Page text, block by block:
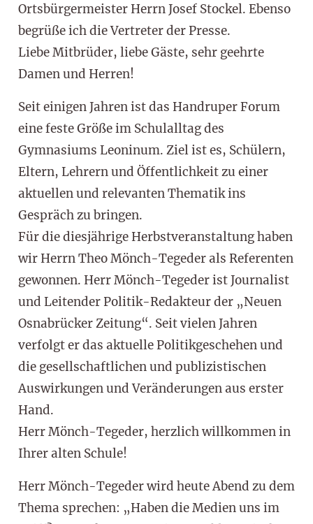
Ortsbürgermeister Herrn Josef Stockel. Ebenso
begrüße ich die Vertreter der Presse.
Liebe Mitbrüder, liebe Gäste, sehr geehrte
Damen und Herren!
Seit einigen Jahren ist das Handruper Forum
eine feste Größe im Schulalltag des
Gymnasiums Leoninum. Ziel ist es, Schülern,
Eltern, Lehrern und Öffentlichkeit zu einer
aktuellen und relevanten Thematik ins
Gespräch zu bringen.
Für die diesjährige Herbstveranstaltung haben
wir Herrn Theo Mönch-Tegeder als Referenten
gewonnen. Herr Mönch-Tegeder ist Journalist
und Leitender Politik-Redakteur der „Neuen
Osnabrücker Zeitung“. Seit vielen Jahren
verfolgt er das aktuelle Politikgeschehen und
die gesellschaftlichen und publizistischen
Auswirkungen und Veränderungen aus erster
Hand.
Herr Mönch-Tegeder, herzlich willkommen in
Ihrer alten Schule!
Herr Mönch-Tegeder wird heute Abend zu dem
Thema sprechen: „Haben die Medien uns im